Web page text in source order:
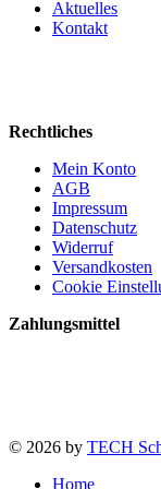
Aktuelles
Kontakt
Rechtliches
Mein Konto
AGB
Impressum
Datenschutz
Widerruf
Versandkosten
Cookie
Zahlungsmittel
© 2026 by TECH
Home